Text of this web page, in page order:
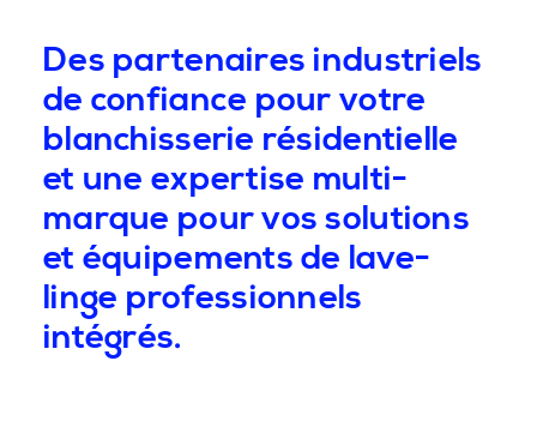
Des partenaires industriels
de confiance pour votre
blanchisserie résidentielle
et une expertise multi-
marque pour vos solutions
et équipements de lave-
linge professionnels
intégrés.